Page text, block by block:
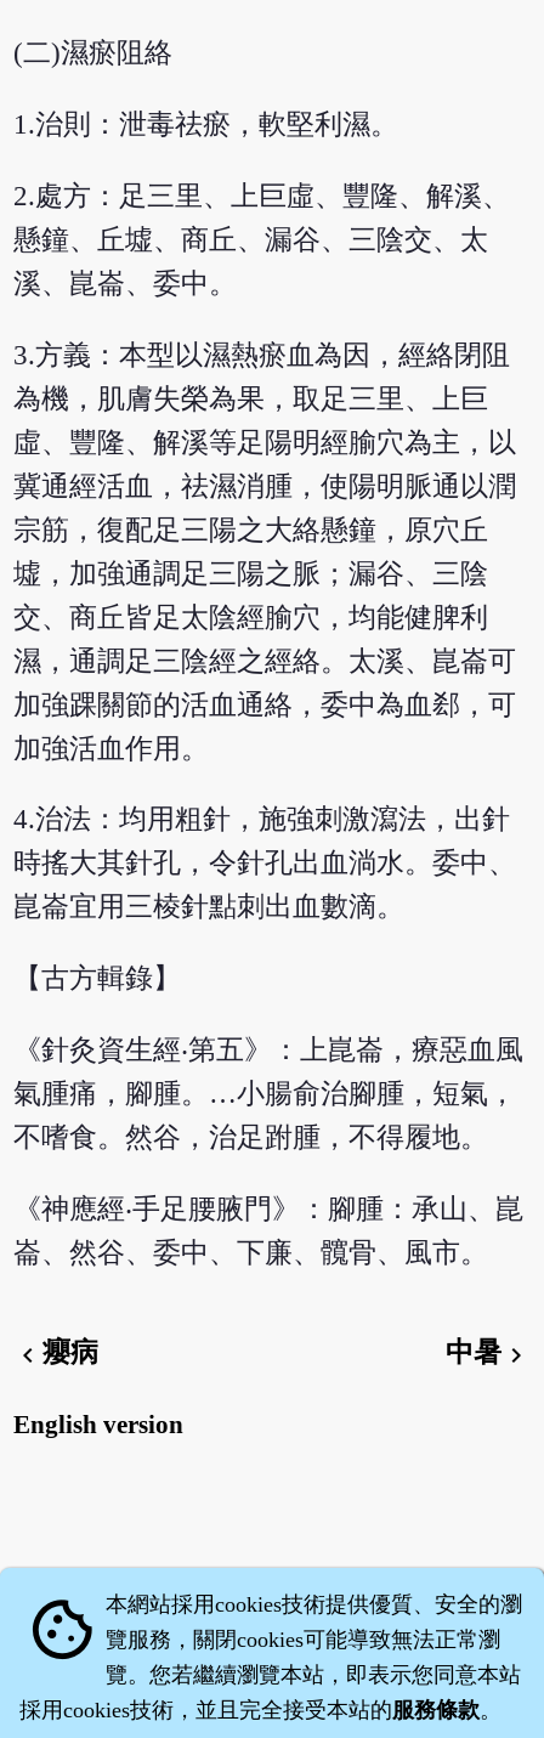
(二)濕瘀阻絡
1.治則：泄毒祛瘀，軟堅利濕。
2.處方：足三里、上巨虛、豐隆、解溪、
懸鐘、丘墟、商丘、漏谷、三陰交、太
溪、崑崙、委中。
3.方義：本型以濕熱瘀血為因，經絡閉阻
為機，肌膚失榮為果，取足三里、上巨
虛、豐隆、解溪等足陽明經腧穴為主，以
冀通經活血，祛濕消腫，使陽明脈通以潤
宗筋，復配足三陽之大絡懸鐘，原穴丘
墟，加強通調足三陽之脈；漏谷、三陰
交、商丘皆足太陰經腧穴，均能健脾利
濕，通調足三陰經之經絡。太溪、崑崙可
加強踝關節的活血通絡，委中為血郄，可
加強活血作用。
4.治法：均用粗針，施強刺激瀉法，出針
時搖大其針孔，令針孔出血淌水。委中、
崑崙宜用三棱針點刺出血數滴。
【古方輯錄】
《針灸資生經‧第五》：上崑崙，療惡血風
氣腫痛，腳腫。…小腸俞治腳腫，短氣，
不嗜食。然谷，治足跗腫，不得履地。
《神應經‧手足腰腋門》：腳腫：承山、崑
崙、然谷、委中、下廉、髖骨、風市。
chevron_left癭病 中暑chevron_right
English version
cookie 本網站採用cookies技術提供優質、安全的瀏
覽服務，關閉cookies可能導致無法正常瀏
覽。您若繼續瀏覽本站，即表示您同意本站
採用cookies技術，並且完全接受本站的服務條款。